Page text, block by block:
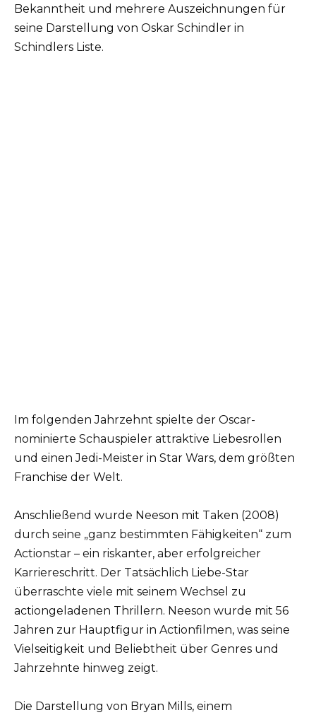
Bekanntheit und mehrere Auszeichnungen für
seine Darstellung von Oskar Schindler in
Schindlers Liste.
Im folgenden Jahrzehnt spielte der Oscar-
nominierte Schauspieler attraktive Liebesrollen
und einen Jedi-Meister in Star Wars, dem größten
Franchise der Welt.
Anschließend wurde Neeson mit Taken (2008)
durch seine „ganz bestimmten Fähigkeiten“ zum
Actionstar – ein riskanter, aber erfolgreicher
Karriereschritt. Der Tatsächlich Liebe-Star
überraschte viele mit seinem Wechsel zu
actiongeladenen Thrillern. Neeson wurde mit 56
Jahren zur Hauptfigur in Actionfilmen, was seine
Vielseitigkeit und Beliebtheit über Genres und
Jahrzehnte hinweg zeigt.
Die Darstellung von Bryan Mills, einem